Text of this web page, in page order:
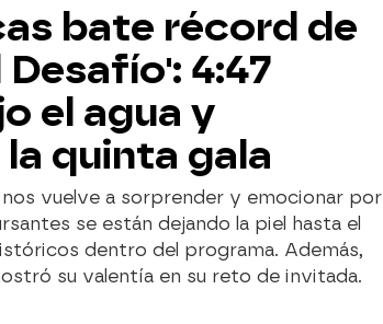
bate récord de
Desafío': 4:47
el agua y
quinta gala
nos vuelve a sorprender y emocionar por
se están dejando la piel hasta el
dentro del programa. Además,
su valentía en su reto de invitada.